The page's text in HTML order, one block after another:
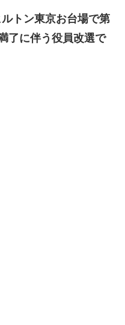
トン東京お台場で第
了に伴う役員改選で